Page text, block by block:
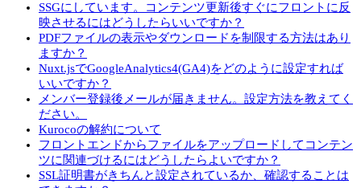
SSGにしています。コンテンツ更新後すぐにフロントに反
映させるにはどうしたらいいですか？
PDFファイルの表示やダウンロードを制限する方法はあり
ますか？
Nuxt.jsでGoogleAnalytics4(GA4)をどのように設定すれば
いいですか？
メンバー登録後メールが届きません。設定方法を教えてく
ださい。
Kurocoの解約について
フロントエンドからファイルをアップロードしてコンテン
ツに関連づけるにはどうしたらよいですか？
SSL証明書がきちんと設定されているか、確認することは